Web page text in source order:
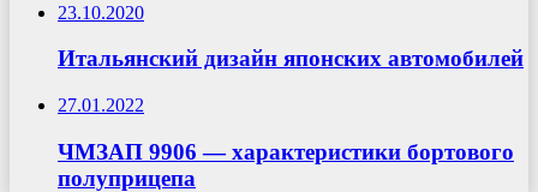
23.10.2020
Итальянский дизайн японских автомобилей
27.01.2022
ЧМЗАП 9906 — характеристики бортового
полуприцепа